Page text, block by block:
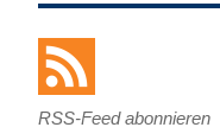
RSS-Feed abonnieren